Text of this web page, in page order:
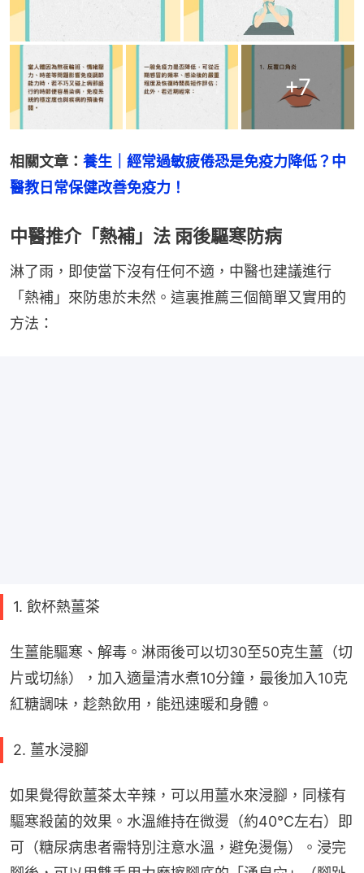
+7
相關文章： 養生｜經常過敏疲倦恐是免疫力降低？中
醫教日常保健改善免疫力！
中醫推介「熱補」法 雨後驅寒防病
淋了雨，即使當下沒有任何不適，中醫也建議進行
「熱補」來防患於未然。這裏推薦三個簡單又實用的
方法：
1. 飲杯熱薑茶
生薑能驅寒、解毒。淋雨後可以切30至50克生薑（切
片或切絲），加入適量清水煮10分鐘，最後加入10克
紅糖調味，趁熱飲用，能迅速暖和身體。
2. 薑水浸腳
如果覺得飲薑茶太辛辣，可以用薑水來浸腳，同樣有
驅寒殺菌的效果。水溫維持在微燙（約40℃左右）即
可（糖尿病患者需特別注意水溫，避免燙傷）。浸完